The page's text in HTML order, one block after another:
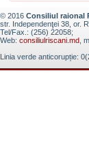
© 2016 Consiliul raional
str. Independenţei 38, or.
Tel/Fax.: (256) 22058;
Web: consiliulriscani.md ,
Linia verde anticorupție: